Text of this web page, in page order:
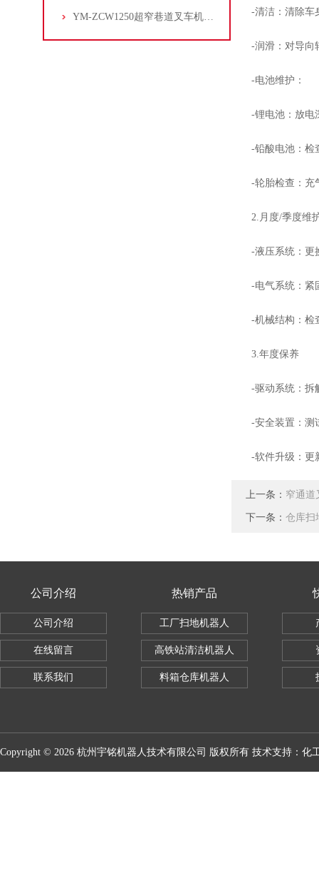
YM-ZCW1250超窄巷道叉车机器人 -清洁：清除车身
-润滑：对导向轮
-电池维护：
-锂电池：放电深
-铅酸电池：检查
-轮胎检查：充气
2.月度/季度维
-液压系统：更换
-电气系统：紧固
-机械结构：检查
3.年度保养
-驱动系统：拆解
-安全装置：测试
-软件升级：更新
上一条： 窄通道
下一条： 仓库扫
公司介绍
公司介绍
在线留言
联系我们
热销产品
工厂扫地机器人
高铁站清洁机器人
料箱仓库机器人
Copyright © 2026 杭州宇铭机器人技术有限公司 版权所有 技术支持： 化